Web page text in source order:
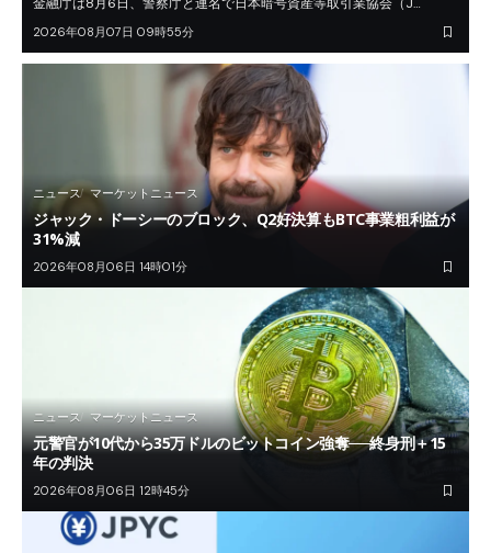
金融庁は8月6日、警察庁と連名で日本暗号資産等取引業協会（J…
2026年08月07日 09時55分
ニュース マーケットニュース
ジャック・ドーシーのブロック、Q2好決算もBTC事業粗利益が
31%減
2026年08月06日 14時01分
ニュース マーケットニュース
元警官が10代から35万ドルのビットコイン強奪──終身刑＋15
年の判決
2026年08月06日 12時45分